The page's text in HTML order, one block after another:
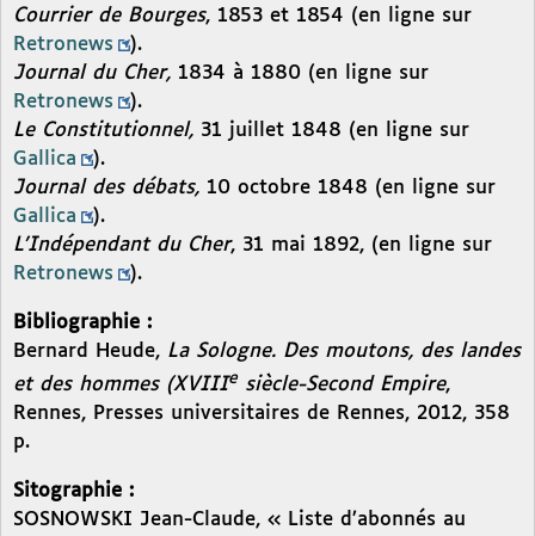
Courrier de Bourges, 1853 et 1854 (en ligne sur
Retronews
).
Journal du Cher, 1834 à 1880 (en ligne sur
Retronews
).
Le Constitutionnel, 31 juillet 1848 (en ligne sur
Gallica
).
Journal des débats, 10 octobre 1848 (en ligne sur
Gallica
).
L’Indépendant du Cher, 31 mai 1892, (en ligne sur
Retronews
).
Bibliographie :
Bernard Heude, La Sologne. Des moutons, des landes
et des hommes (XVIIIe siècle-Second Empire,
Rennes, Presses universitaires de Rennes, 2012, 358
p.
Sitographie :
SOSNOWSKI Jean-Claude, « Liste d’abonnés au